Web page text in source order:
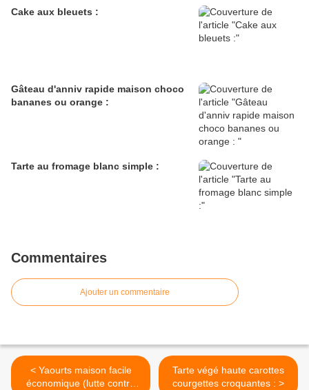
Cake aux bleuets :
Gâteau d'anniv rapide maison choco
bananes ou orange :
Tarte au fromage blanc simple :
Commentaires
Ajouter un commentaire
< Yaourts maison facile
économique (lutte contre
Tarte végé haute carottes
courgettes croquantes : >